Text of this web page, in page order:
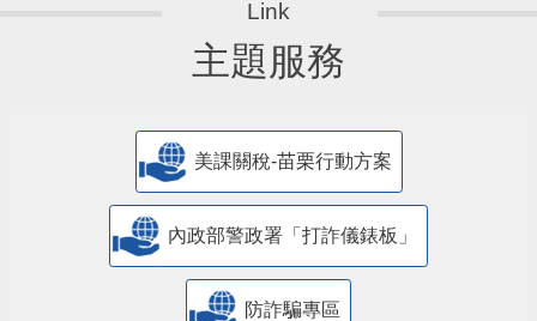
主題服務
美課關稅-苗栗行動方案
內政部警政署「打詐儀錶板」
防詐騙專區